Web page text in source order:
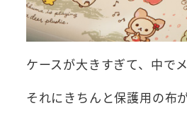
ケースが大きすぎて、中で
それにきちんと保護用の布